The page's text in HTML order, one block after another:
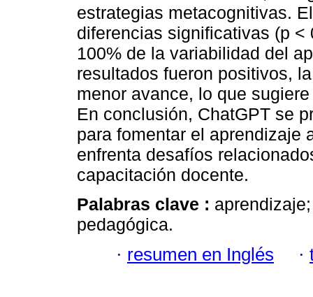
estrategias metacognitivas.
diferencias significativas (p
100% de la variabilidad del
resultados fueron positivos,
menor avance, lo que
En conclusión, ChatGPT se
para fomentar el aprendizaje
enfrenta desafíos
capacitación docente.
Palabras clave :
pedagógica.
· resumen en Inglés ·